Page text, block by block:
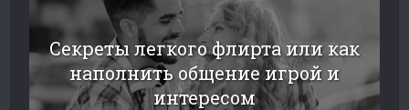
Секреты легкого флирта или как
наполнить общение игрой и
интересом